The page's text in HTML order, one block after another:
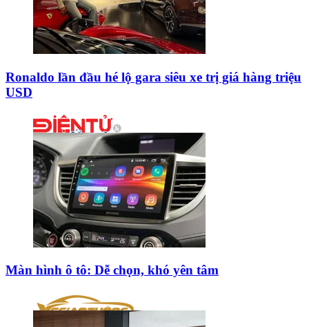
Ronaldo lần đầu hé lộ gara siêu xe trị giá hàng triệu
USD
Màn hình ô tô: Dễ chọn, khó yên tâm